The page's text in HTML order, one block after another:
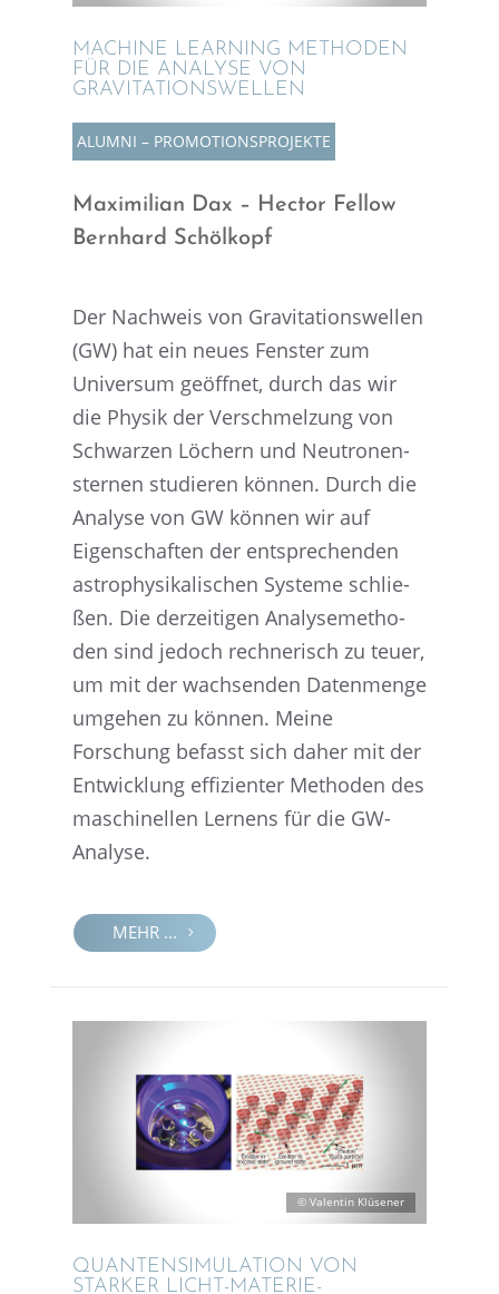
MACHINE LEARNING METHO­DEN
FÜR DIE ANALYSE VON
GRAVITATIONSWELLEN
ALUMNI – PROMO­TI­ONS­PRO­JEKTE
Maximi­lian Dax – Hector Fellow
Bernhard Schölkopf
Der Nachweis von Gravi­ta­ti­ons­wel­len
(GW) hat ein neues Fenster zum
Univer­sum geöff­net, durch das wir
die Physik der Verschmel­zung von
Schwar­zen Löchern und Neutro­nen­
ster­nen studie­ren können. Durch die
Analyse von GW können wir auf
Eigen­schaf­ten der entspre­chen­den
astro­phy­si­ka­li­schen Systeme schlie­
ßen. Die derzei­ti­gen Analy­se­me­tho­
den sind jedoch rechne­risch zu teuer,
um mit der wachsen­den Daten­menge
umgehen zu können. Meine
Forschung befasst sich daher mit der
Entwick­lung effizi­en­ter Metho­den des
maschi­nel­len Lernens für die GW-
Analyse.
MEHR ...
QUANTEN­SI­MU­LA­TION VON
STARKER LICHT-MATERIE-
© Valen­tin Klüsener